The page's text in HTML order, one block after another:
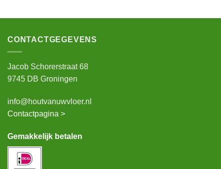
CONTACTGEGEVENS
Jacob Schorerstraat 68
9745 DB Groningen
info@houtvanuwvloer.nl
Contactpagina >
Gemakkelijk betalen